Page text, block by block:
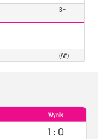
B+
(A#)
Wynik
1 : 0